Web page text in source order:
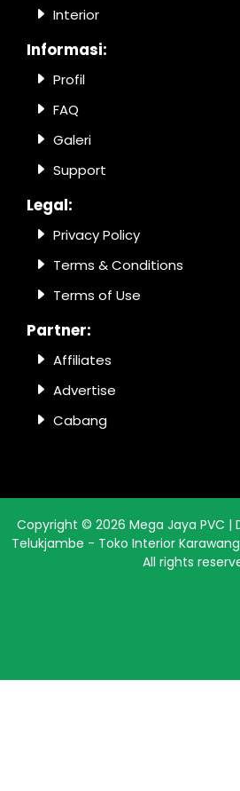
Interior
Informasi:
Profil
FAQ
Galeri
Support
Legal:
Privacy Policy
Terms & Conditions
Terms of Use
Partner:
Affiliates
Advertise
Cabang
Copyright © 2026 Mega Jaya PVC |
Telukjambe - Toko Interior
All rights